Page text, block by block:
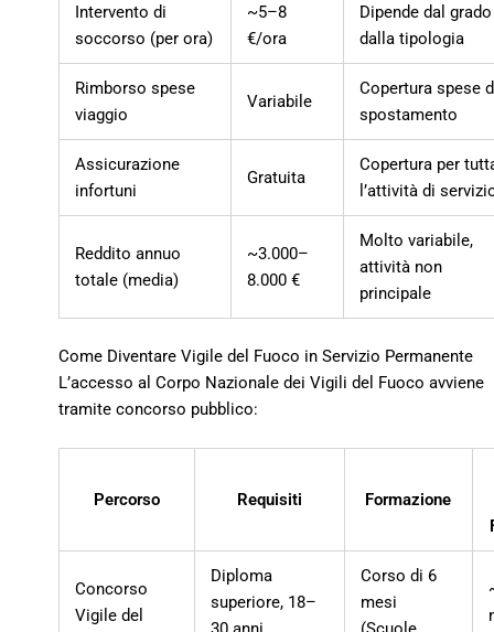
Intervento di
soccorso (per ora)
~5–8
€/ora
Dipende dal
dalla tipologia
Rimborso spese
viaggio
Variabile
Copertura spese
spostamento
Assicurazione
infortuni
Gratuita
Copertura per
l’attività di
Reddito annuo
totale (media)
~3.000–
8.000 €
Molto variabile,
attività non
principale
Come Diventare Vigile del Fuoco in Servizio Permanente
L’accesso al Corpo Nazionale dei Vigili del Fuoco avviene
tramite concorso pubblico:
Percorso Requisiti
Formazione
Concorso
Vigile del
Diploma
superiore, 18–
Corso di 6
mesi